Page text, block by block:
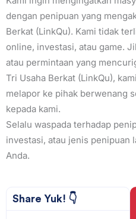
dengan penipuan yang
Berkat (LinkQu). Kami tidak
online, investasi, atau game.
atau permintaan yang
Tri Usaha Berkat (LinkQu),
melapor ke pihak berwenang
kepada kami.
Selalu waspada terhadap
investasi, atau jenis penipuan
Anda.
Share Yuk! 👇